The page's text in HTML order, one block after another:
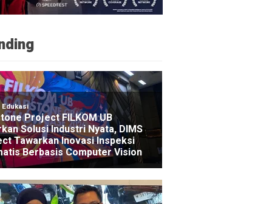
Jatim Bebaskan Tunggakan Pajak Motor Ojol